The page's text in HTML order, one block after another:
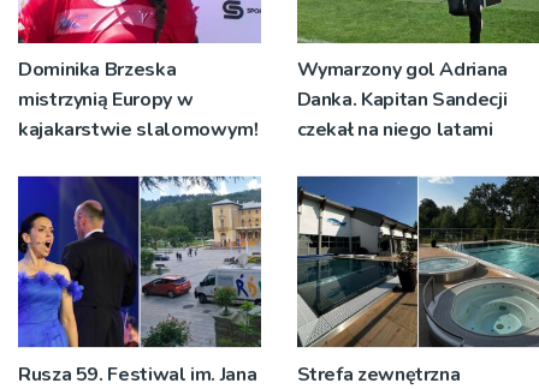
Dominika Brzeska
mistrzynią Europy w
kajakarstwie slalomowym!
Wymarzony gol Adriana
Danka. Kapitan Sandecji
czekał na niego latami
Rusza 59. Festiwal im. Jana
Strefa zewnętrzna